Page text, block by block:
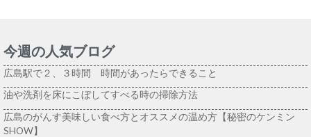
今週の人気ブログ
広島駅で２、３時間 時間があったらできること
油や洗剤を床にこぼしてすべる時の掃除方法
広島のがんす美味しい食べ方とオススメの温め方【秘密のケンミン
SHOW】